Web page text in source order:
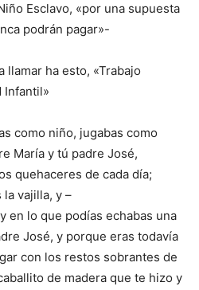
Esclavo, «por una supuesta
podrán pagar»-
llamar ha esto, «Trabajo
Infantil»
como niño, jugabas como
María y tú padre José,
quehaceres de cada día;
la vajilla, y –
en lo que podías echabas una
José, y porque eras todavía
con los restos sobrantes de
de madera que te hizo y